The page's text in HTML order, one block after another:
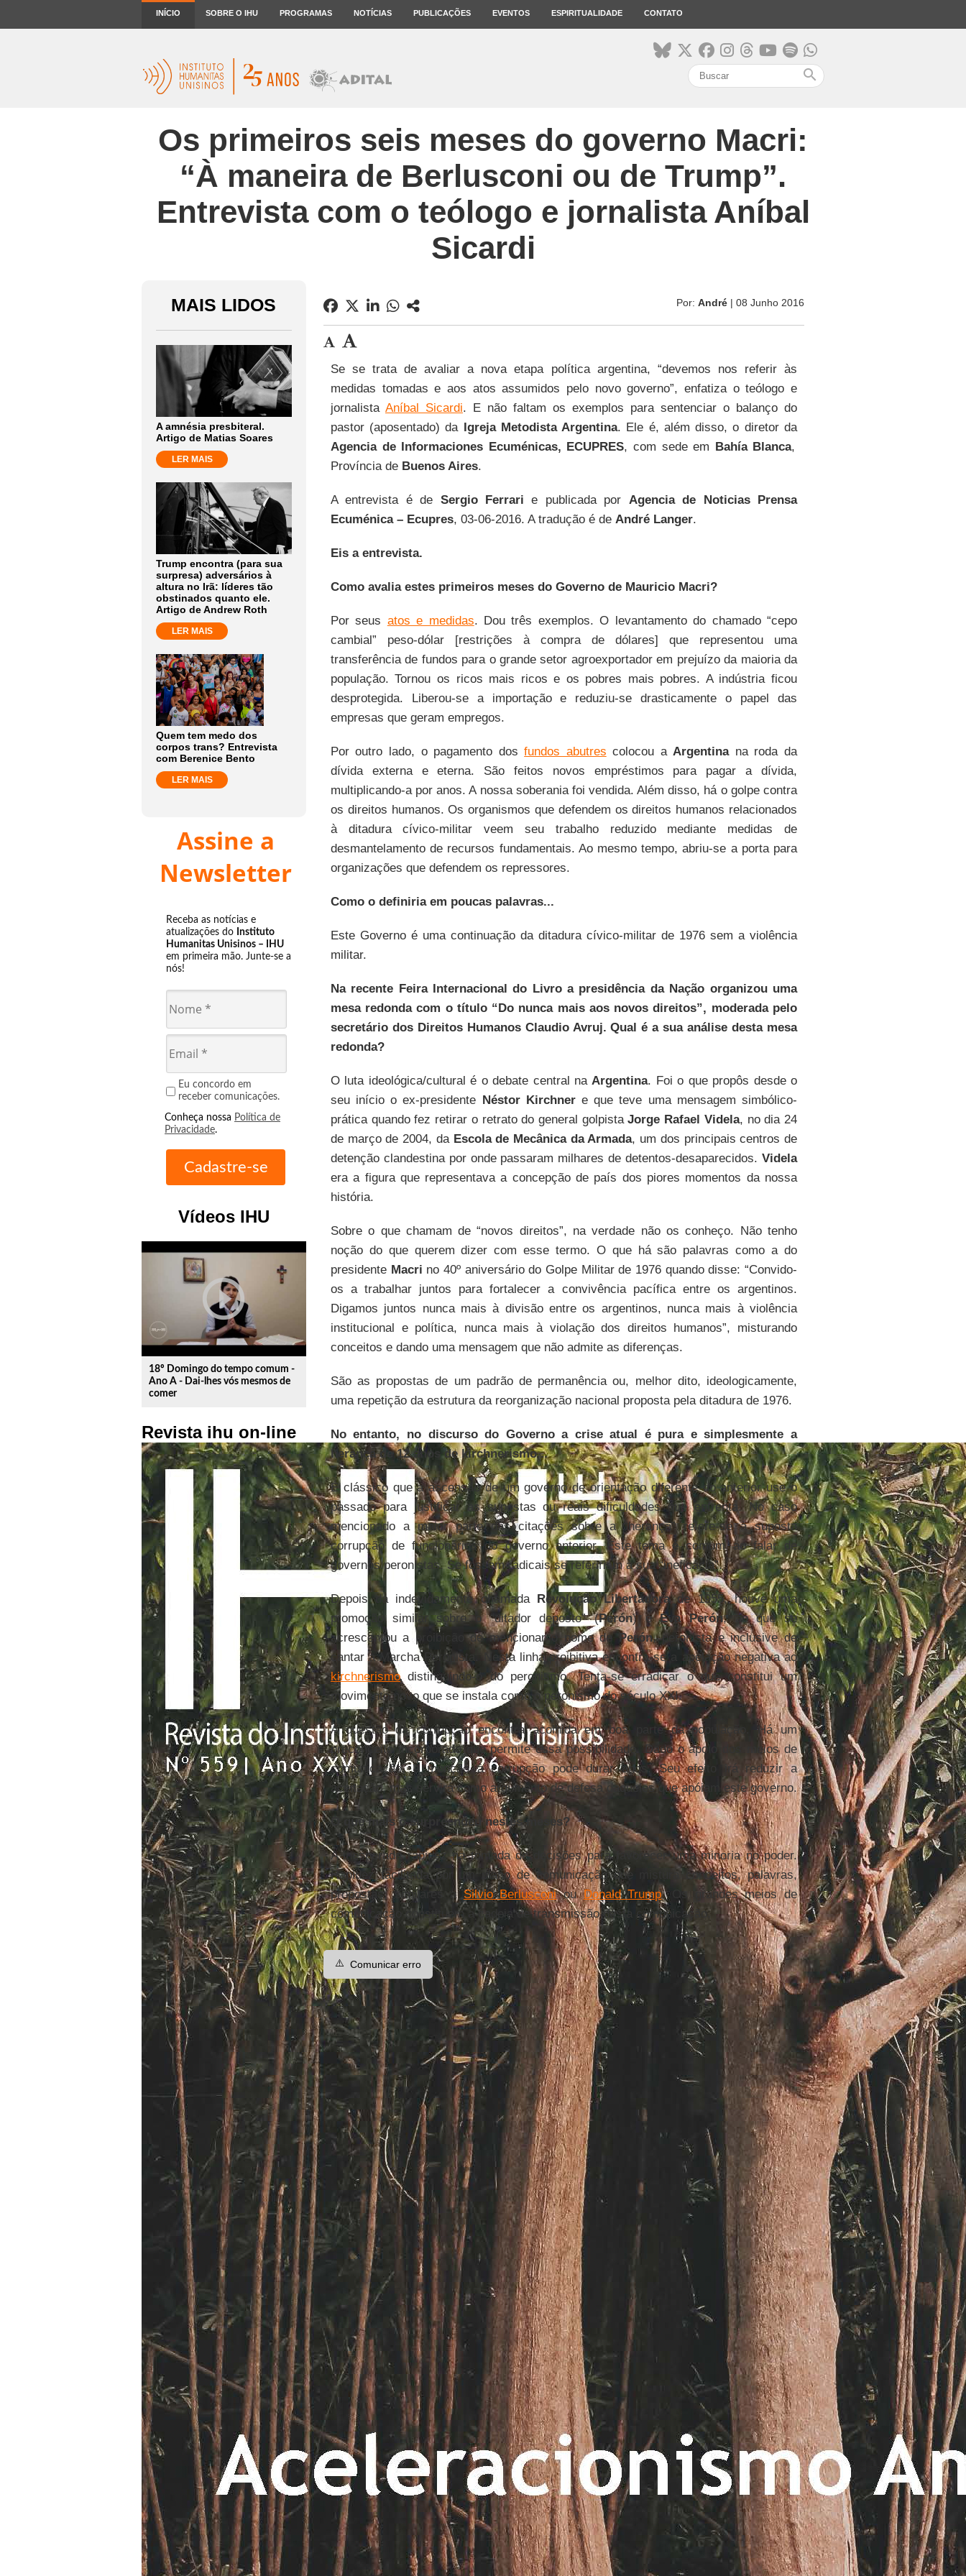
INÍCIO SOBRE O IHU PROGRAMAS NOTÍCIAS PUBLICAÇÕES EVENTOS ESPIRITUALIDADE CONTATO
search
Os primeiros seis meses do governo Macri:
“À maneira de Berlusconi ou de Trump”.
Entrevista com o teólogo e jornalista Aníbal
Sicardi
MAIS LIDOS
A amnésia presbiteral.
Artigo de Matias Soares
LER MAIS
Trump encontra (para sua
surpresa) adversários à
altura no Irã: líderes tão
obstinados quanto ele.
Artigo de Andrew Roth
LER MAIS
Quem tem medo dos
corpos trans? Entrevista
com Berenice Bento
LER MAIS
Assine a
Newsletter
Receba as notícias e
atualizações do Instituto
Humanitas Unisinos – IHU
em primeira mão. Junte-se a
nós!
Eu concordo em
receber comunicações.
Conheça nossa Política de
Privacidade.
Vídeos IHU
play_circle_outline
18º Domingo do tempo comum -
Ano A - Dai-lhes vós mesmos de
comer
Revista ihu on-line
Por: André| 08 Junho 2016
Se se trata de avaliar a nova etapa política argentina, “devemos nos referir às
medidas tomadas e aos atos assumidos pelo novo governo”, enfatiza o teólogo e
jornalista Aníbal Sicardi. E não faltam os exemplos para sentenciar o balanço do
pastor (aposentado) da Igreja Metodista Argentina. Ele é, além disso, o diretor da
Agencia de Informaciones Ecuménicas, ECUPRES, com sede em Bahía Blanca,
Província de Buenos Aires.
A entrevista é de Sergio Ferrari e publicada por Agencia de Noticias Prensa
Ecuménica – Ecupres, 03-06-2016. A tradução é de André Langer.
Eis a entrevista.
Como avalia estes primeiros meses do Governo de Mauricio Macri?
Por seus atos e medidas. Dou três exemplos. O levantamento do chamado “cepo
cambial” peso-dólar [restrições à compra de dólares] que representou uma
transferência de fundos para o grande setor agroexportador em prejuízo da maioria da
população. Tornou os ricos mais ricos e os pobres mais pobres. A indústria ficou
desprotegida. Liberou-se a importação e reduziu-se drasticamente o papel das
empresas que geram empregos.
Por outro lado, o pagamento dosfundos abutres colocou aArgentinana roda da
dívida externa e eterna. São feitos novos empréstimos para pagar a dívida,
multiplicando-a por anos. A nossa soberania foi vendida. Além disso, há o golpe contra
os direitos humanos. Os organismos que defendem os direitos humanos relacionados
à ditadura cívico-militar veem seu trabalho reduzido mediante medidas de
desmantelamento de recursos fundamentais. Ao mesmo tempo, abriu-se a porta para
organizações que defendem os repressores.
Como o definiria em poucas palavras...
Este Governo é uma continuação da ditadura cívico-militar de 1976 sem a violência
militar.
Na recente Feira Internacional do Livro a presidência da Nação organizou uma
mesa redonda com o título “Do nunca mais aos novos direitos”, moderada pelo
secretário dos Direitos Humanos Claudio Avruj. Qual é a sua análise desta mesa
redonda?
O luta ideológica/cultural é o debate central naArgentina. Foi o que propôs desde o
seu início o ex-presidente Néstor Kirchnere que teve uma mensagem simbólico-
prática quando fez retirar o retrato do general golpistaJorge Rafael Videla, no dia 24
de março de 2004, da Escola de Mecânica da Armada, um dos principais centros de
detenção clandestina por onde passaram milhares de detentos-desaparecidos. Videla
era a figura que representava a concepção de país dos piores momentos da nossa
história.
Sobre o que chamam de “novos direitos”, na verdade não os conheço. Não tenho
noção do que querem dizer com esse termo. O que há são palavras como a do
presidente Macri no 40º aniversário do Golpe Militar de 1976 quando disse: “Convido-
os a trabalhar juntos para fortalecer a convivência pacífica entre os argentinos.
Digamos juntos nunca mais à divisão entre os argentinos, nunca mais à violência
institucional e política, nunca mais à violação dos direitos humanos”, misturando
conceitos e dando uma mensagem que não admite as diferenças.
São as propostas de um padrão de permanência ou, melhor dito, ideologicamente,
uma repetição da estrutura da reorganização nacional proposta pela ditadura de 1976.
No entanto, no discurso do Governo a crise atual é pura e simplesmente a
herança de 12 anos de kirchnerismo...
É clássico que a ascensão de um governo de orientação diferente do anterior use o
passado para justificar as supostas ou reais dificuldades que enfrenta. No caso
mencionado a maior parte das citações sobre a “herança” refere-se à suposta
corrupção de funcionários do governo anterior. Este tema é comum ao falar de
governos peronistas. Se fossem radicais se refeririam à sua “ineficácia”.
Depois da indevidamente chamadaRevolução Libertadorade 1955, houve uma
promoção similar sobre o “ditador deposto” (Perón) eEva Perón, ao que se
acrescentou a proibição de mencionar o nome de
Perón, peronista e inclusive de
cantar a Marcha Peronista. Nesta linha proibitiva encontra-se a apelação negativa ao
kirchnerismodistinguindo-o do peronismo. Tenta-se erradicar o que constitui um
movimento novo que se instala como o peronismo do século XXI.
A questão da corrupção encontra acolhida em boa parte da população. Há um
preconceito incorporado que permite essa possibilidade. Dado o apoio dos meios de
comunicação, a menção à corrupção pode durar anos. Seu efeito irá reduzir a
aceitação, mas servirá como argumento de defesa daqueles que apóiam este governo.
O que mais o surpreendeu nestes meses?
A inesperada rapidez na tomada de decisões para favorecer uma minoria no poder.
Rapidez facilitada por um plano de comunicação que mistura conceitos, palavras,
propostas, similares aSilvio BerlusconiouDonald Trump. Os grandes meios de
comunicação constituem a cadeia de transmissão desta comunicação.
⚠️ Comunicar erro